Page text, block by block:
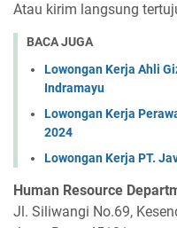
Atau kirim langsung
BACA JUGA
Lowongan Kerja Ahli
Indramayu
Lowongan Kerja
2024
Lowongan Kerja PT.
Human Resource
Jl. Siliwangi No.69,